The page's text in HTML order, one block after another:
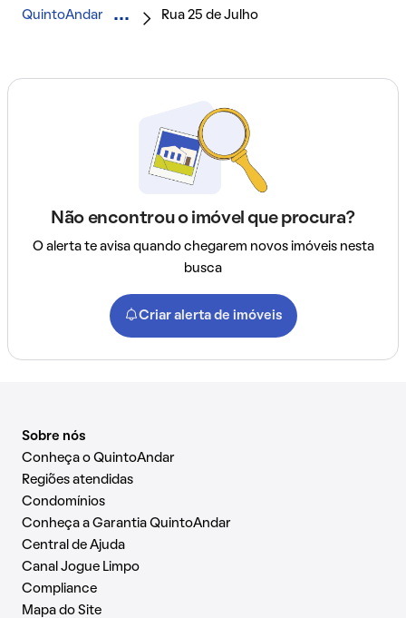
QuintoAndar Rua 25 de Julho
Não encontrou o imóvel que procura?
O alerta te avisa quando chegarem novos imóveis nesta
busca
Criar alerta de imóveis
Sobre nós
Conheça o QuintoAndar
Regiões atendidas
Condomínios
Conheça a Garantia QuintoAndar
Central de Ajuda
Canal Jogue Limpo
Compliance
Mapa do Site